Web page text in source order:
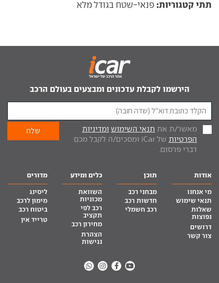
תתי קטגוריות: פנאי-שטח בגודל מלא
הירשמו לקבלת עדכונים ומבצעים בעולם הרכב
מאשר/ת את תנאי השימוש ומדיניות
הפרטיות
של iCar ומסכים/ה לקבל מכם
דברי פרסום.
אודות
מי אנחנו
תנאי שימוש
שאלות
נפוצות
דרושים
צור קשר
תוכן
מבחני רכב
חדשות רכב
רכב חשמלי
כלים ומידע
השוואת
מכוניות
רכב לפי
תקציב
מחירון רכב
הצהרת
נגישות
מדורים
ליסינג
מימון לרכב
ביטוח רכב
טרייד אין